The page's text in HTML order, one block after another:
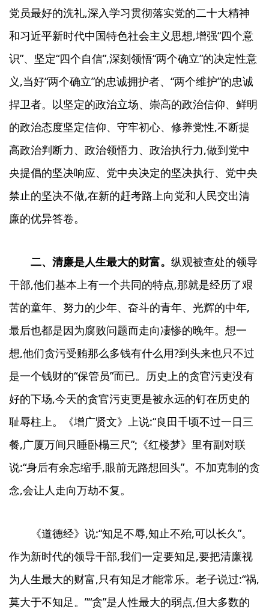
党员最好的洗礼,深入学习贯彻落实党的二十大精神
和习近平新时代中国特色社会主义思想,增强“四个意
识”、坚定“四个自信”,深刻领悟“两个确立”的决定性意
义,当好“两个确立”的忠诚拥护者、“两个维护”的忠诚
捍卫者。以坚定的政治立场、崇高的政治信仰、鲜明
的政治态度坚定信仰、守牢初心、修养党性,不断提
高政治判断力、政治领悟力、政治执行力,做到党中
央提倡的坚决响应、党中央决定的坚决执行、党中央
禁止的坚决不做,在新的赶考路上向党和人民交出清
廉的优异答卷。
二、清廉是人生最大的财富。 纵观被查处的领导
干部,他们基本上有一个共同的特点,那就是经历了艰
苦的童年、努力的少年、奋斗的青年、光辉的中年,
最后也都是因为腐败问题而走向凄惨的晚年。想一
想,他们贪污受贿那么多钱有什么用?到头来也只不过
是一个钱财的“保管员”而已。历史上的贪官污吏没有
好的下场,今天的贪官污吏更是被永远的钉在历史的
耻辱柱上。《增广贤文》上说:“良田千顷不过一日三
餐,广厦万间只睡卧榻三尺”;《红楼梦》里有副对联
说:“身后有余忘缩手,眼前无路想回头”。不加克制的贪
念,会让人走向万劫不复。
《道德经》说:“知足不辱,知止不殆,可以长久”。
作为新时代的领导干部,我们一定要知足,要把清廉视
为人生最大的财富,只有知足才能常乐。老子说过:“祸,
莫大于不知足。”“贪”是人性最大的弱点,但大多数的